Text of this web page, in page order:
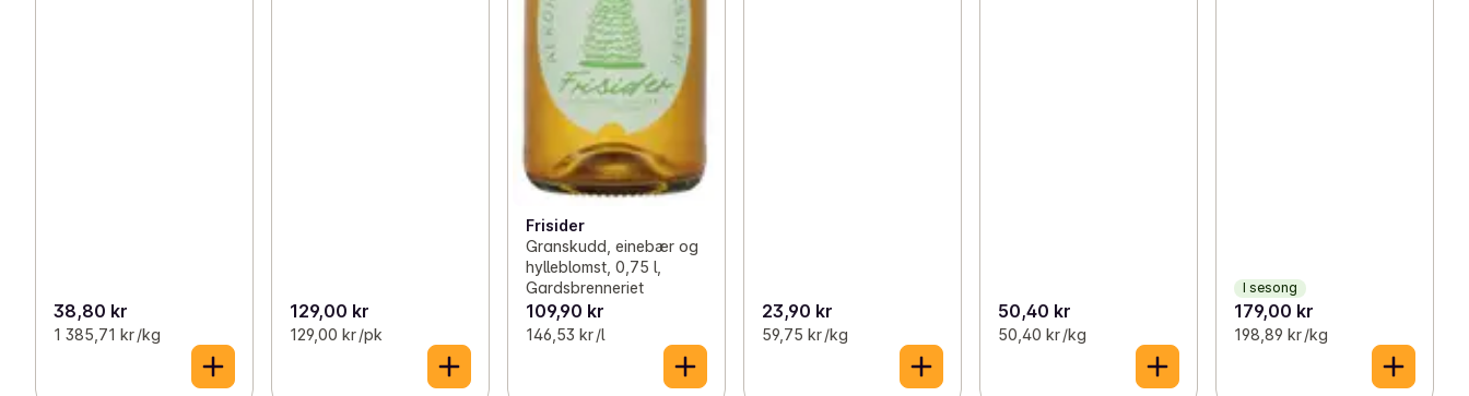
38,80 kr
1 385,71 kr /kg
129,00 kr
129,00 kr /pk
Frisider
Granskudd, einebær og
hylleblomst, 0,75 l,
Gardsbrenneriet
109,90 kr
146,53 kr /l
23,90 kr
59,75 kr /kg
50,40 kr
50,40 kr /kg
I sesong
179,00 kr
198,89 kr /kg